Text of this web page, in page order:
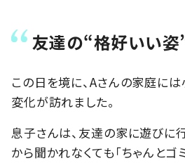
友達の“格好いい姿
この日を境に、Aさんの家庭には
変化が訪れました。
息子さんは、友達の家に遊びに
から聞かれなくても「ちゃんとゴ